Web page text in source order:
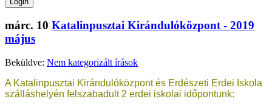
márc. 10 Katalinpusztai Kirándulóközpont - 2019
május
Beküldve: Nem kategorizált írások
A Katalinpusztai Kirándulóközpont és Erdészeti Erdei Iskola
szálláshelyén felszabadult 2 erdei iskolai időpontunk: